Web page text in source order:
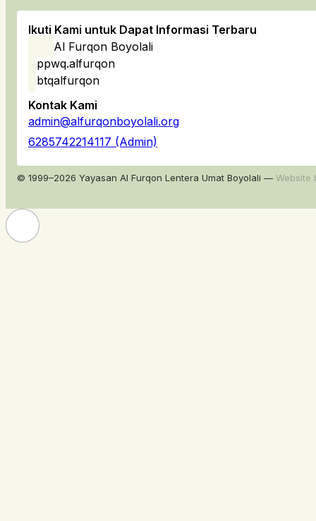
Ikuti Kami untuk Dapat Informasi Terbaru
Al Furqon Boyolali
ppwq.alfurqon
btqalfurqon
Kontak Kami
admin@alfurqonboyolali.org
6285742214117 (Admin)
© 1999–2026 Yayasan Al Furqon Lentera Umat Boyolali — Website